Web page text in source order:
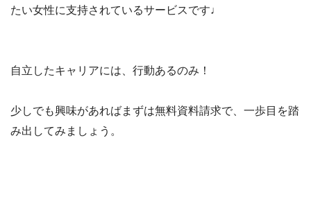
たい女性に支持されているサービスです♩
自立したキャリアには、行動あるのみ！
少しでも興味があればまずは無料資料請求で、一歩目を踏
み出してみましょう。